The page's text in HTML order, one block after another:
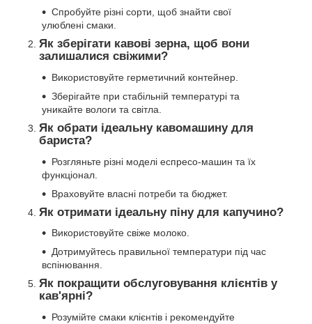
Спробуйте різні сорти, щоб знайти свої
улюблені смаки.
Як зберігати кавові зерна, щоб вони
залишалися свіжими?
Використовуйте герметичний контейнер.
Зберігайте при стабільній температурі та
уникайте вологи та світла.
Як обрати ідеальну кавомашину для
бариста?
Розгляньте різні моделі еспресо-машин та їх
функціонал.
Враховуйте власні потреби та бюджет.
Як отримати ідеальну піну для капучино?
Використовуйте свіже молоко.
Дотримуйтесь правильної температури під час
вспінювання.
Як покращити обслуговування клієнтів у
кав'ярні?
Розумійте смаки клієнтів і рекомендуйте